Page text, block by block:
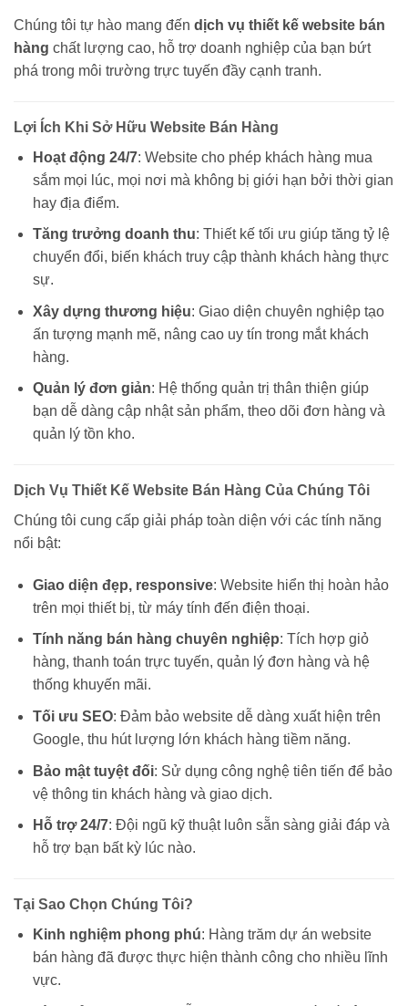
Chúng tôi tự hào mang đến dịch vụ thiết kế website bán
hàng chất lượng cao, hỗ trợ doanh nghiệp của bạn bứt
phá trong môi trường trực tuyến đầy cạnh tranh.
Lợi Ích Khi Sở Hữu Website Bán Hàng
Hoạt động 24/7: Website cho phép khách hàng mua
sắm mọi lúc, mọi nơi mà không bị giới hạn bởi thời gian
hay địa điểm.
Tăng trưởng doanh thu: Thiết kế tối ưu giúp tăng tỷ lệ
chuyển đổi, biến khách truy cập thành khách hàng thực
sự.
Xây dựng thương hiệu: Giao diện chuyên nghiệp tạo
ấn tượng mạnh mẽ, nâng cao uy tín trong mắt khách
hàng.
Quản lý đơn giản: Hệ thống quản trị thân thiện giúp
bạn dễ dàng cập nhật sản phẩm, theo dõi đơn hàng và
quản lý tồn kho.
Dịch Vụ Thiết Kế Website Bán Hàng Của Chúng Tôi
Chúng tôi cung cấp giải pháp toàn diện với các tính năng
nổi bật:
Giao diện đẹp, responsive: Website hiển thị hoàn hảo
trên mọi thiết bị, từ máy tính đến điện thoại.
Tính năng bán hàng chuyên nghiệp: Tích hợp giỏ
hàng, thanh toán trực tuyến, quản lý đơn hàng và hệ
thống khuyến mãi.
Tối ưu SEO: Đảm bảo website dễ dàng xuất hiện trên
Google, thu hút lượng lớn khách hàng tiềm năng.
Bảo mật tuyệt đối: Sử dụng công nghệ tiên tiến để bảo
vệ thông tin khách hàng và giao dịch.
Hỗ trợ 24/7: Đội ngũ kỹ thuật luôn sẵn sàng giải đáp và
hỗ trợ bạn bất kỳ lúc nào.
Tại Sao Chọn Chúng Tôi?
Kinh nghiệm phong phú: Hàng trăm dự án website
bán hàng đã được thực hiện thành công cho nhiều lĩnh
vực.